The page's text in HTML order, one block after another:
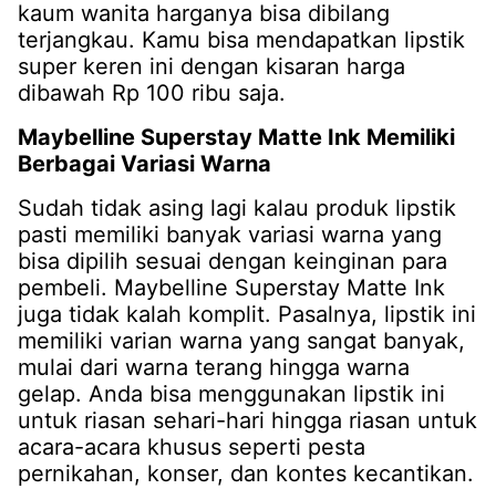
kaum wanita harganya bisa dibilang
terjangkau. Kamu bisa mendapatkan lipstik
super keren ini dengan kisaran harga
dibawah Rp 100 ribu saja.
Maybelline Superstay Matte Ink Memiliki
Berbagai Variasi Warna
Sudah tidak asing lagi kalau produk lipstik
pasti memiliki banyak variasi warna yang
bisa dipilih sesuai dengan keinginan para
pembeli. Maybelline Superstay Matte Ink
juga tidak kalah komplit. Pasalnya, lipstik ini
memiliki varian warna yang sangat banyak,
mulai dari warna terang hingga warna
gelap. Anda bisa menggunakan lipstik ini
untuk riasan sehari-hari hingga riasan untuk
acara-acara khusus seperti pesta
pernikahan, konser, dan kontes kecantikan.